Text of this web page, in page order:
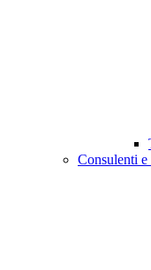
Consulenti